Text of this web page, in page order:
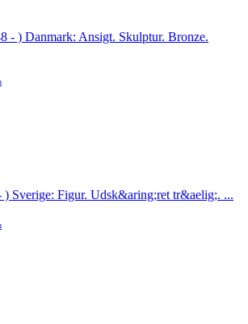
- ) Danmark: Ansigt. Skulptur. Bronze.
Sverige: Figur. Udsk&aring;ret tr&aelig;. ...